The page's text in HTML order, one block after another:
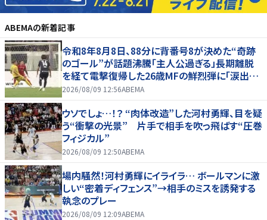
ABEMAの新着記事
令和8年8月8日、88分に背番号8が決めた“奇跡
のゴール”が話題沸騰「主人公過ぎる」長期離脱
を経て電撃復帰した26歳MFの鮮烈弾に「涙出て
きた」
2026/08/09 12:56ABEMA
ウソでしょ…！？ “肉体改造”した河村勇輝、目を疑
う“衝撃の光景” 片手で相手を吹っ飛ばす“圧巻
フィジカル”
2026/08/09 12:50ABEMA
場内騒然！河村勇輝にイライラ… ボールマンに激
しい“密着ディフェンス”→相手のミスを誘発する
執念のプレー
2026/08/09 12:09ABEMA